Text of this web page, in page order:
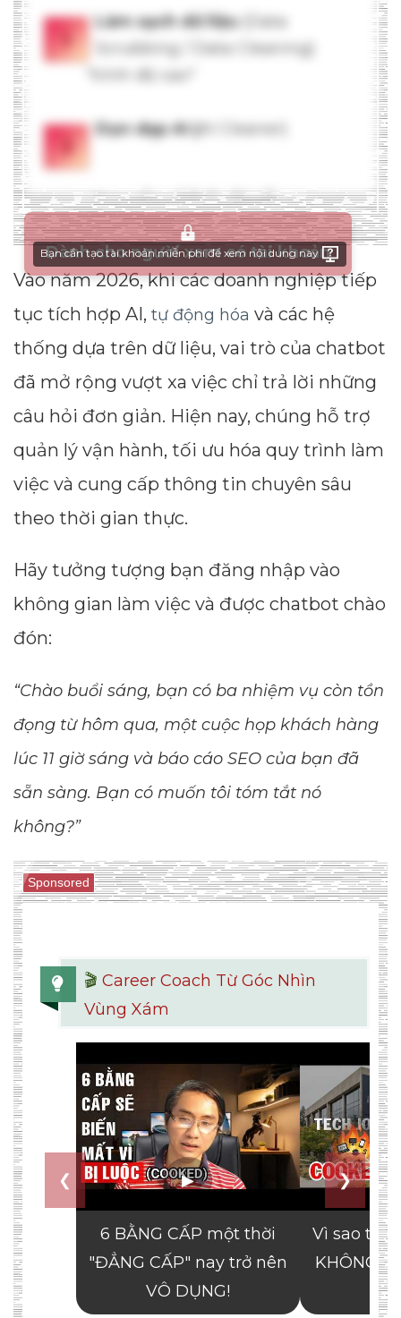
Dành cho người xem có tài khoản
Bạn cần tạo tài khoản miễn phí để xem nội dung này
Vào năm 2026, khi các doanh nghiệp tiếp
tục tích hợp AI, tự động hóa và các hệ
thống dựa trên dữ liệu, vai trò của chatbot
đã mở rộng vượt xa việc chỉ trả lời những
câu hỏi đơn giản. Hiện nay, chúng hỗ trợ
quản lý vận hành, tối ưu hóa quy trình làm
việc và cung cấp thông tin chuyên sâu
theo thời gian thực.
Hãy tưởng tượng bạn đăng nhập vào
không gian làm việc và được chatbot chào
đón:
“Chào buổi sáng, bạn có ba nhiệm vụ còn tồn
đọng từ hôm qua, một cuộc họp khách hàng
lúc 11 giờ sáng và báo cáo SEO của bạn đã
sẵn sàng. Bạn có muốn tôi tóm tắt nó
không?”
Sponsored